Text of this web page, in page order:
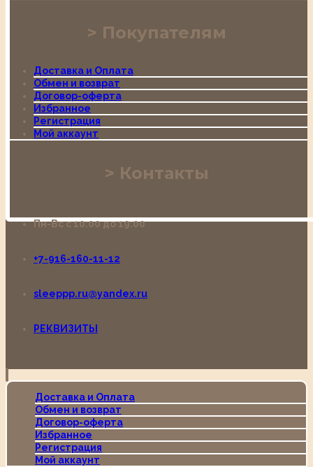
Покупателям
Доставка и Оплата
Обмен и возврат
Договор-оферта
Избранное
Регистрация
Мой аккаунт
Контакты
Пн-Вс с 10:00 до 19:00
+7-916-160-11-12
sleeppp.ru@yandex.ru
РЕКВИЗИТЫ
Доставка и Оплата
Обмен и возврат
Договор-оферта
Избранное
Регистрация
Мой аккаунт